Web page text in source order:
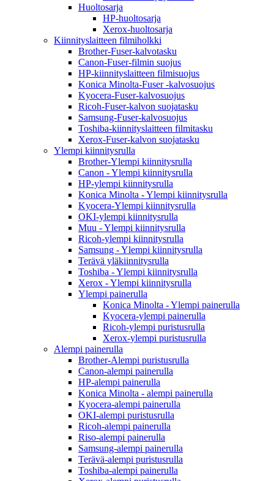
Huoltosarja
HP-huoltosarja
Xerox-huoltosarja
Kiinnityslaitteen filmiholkki
Brother-Fuser-kalvotasku
Canon-Fuser-filmin suojus
HP-kiinnityslaitteen filmisuojus
Konica Minolta-Fuser -kalvosuojus
Kyocera-Fuser-kalvosuojus
Ricoh-Fuser-kalvon suojatasku
Samsung-Fuser-kalvosuojus
Toshiba-kiinnityslaitteen filmitasku
Xerox-Fuser-kalvon suojatasku
Ylempi kiinnitysrulla
Brother-Ylempi kiinnitysrulla
Canon - Ylempi kiinnitysrulla
HP-ylempi kiinnitysrulla
Konica Minolta - Ylempi kiinnitysrulla
Kyocera-Ylempi kiinnitysrulla
OKI-ylempi kiinnitysrulla
Muu - Ylempi kiinnitysrulla
Ricoh-ylempi kiinnitysrulla
Samsung - Ylempi kiinnitysrulla
Terävä yläkiinnitysrulla
Toshiba - Ylempi kiinnitysrulla
Xerox - Ylempi kiinnitysrulla
Ylempi painerulla
Konica Minolta - Ylempi painerulla
Kyocera-ylempi painerulla
Ricoh-ylempi puristusrulla
Xerox-ylempi puristusrulla
Alempi painerulla
Brother-Alempi puristusrulla
Canon-alempi painerulla
HP-alempi painerulla
Konica Minolta - alempi painerulla
Kyocera-alempi painerulla
OKI-alempi puristusrulla
Ricoh-alempi painerulla
Riso-alempi painerulla
Samsung-alempi painerulla
Terävä-alempi puristusrulla
Toshiba-alempi painerulla